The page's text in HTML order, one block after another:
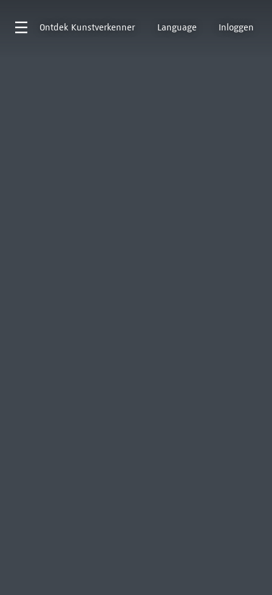
Ontdek Kunstverkenner Language Inloggen